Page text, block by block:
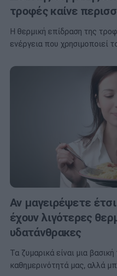
τροφές καίνε
Η θερμική επίδραση της
ενέργεια που χρησιμοποιεί
Αν μαγειρέψετε
έχουν λιγότερες
υδατάνθρακες
Τα ζυμαρικά είναι μια
καθημερινότητά μας, αλλά